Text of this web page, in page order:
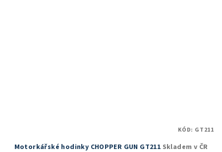
Motorkářské hodinky CHOPPER GUN GT211 Skladem v ČR
KÓD: GT211